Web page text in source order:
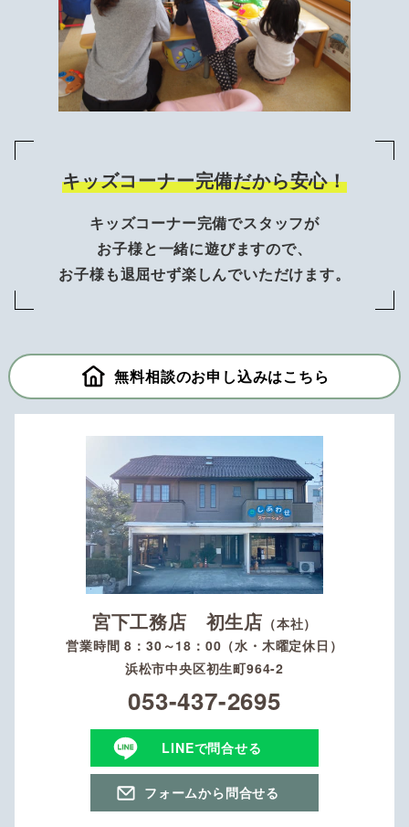
キッズコーナー完備だから安心！
キッズコーナー完備でスタッフが
お子様と一緒に遊びますので、
お子様も退屈せず楽しんでいただけます。
無料相談のお申し込みはこちら
宮下工務店 初生店 （本社）
営業時間 8：30～18：00（水・木曜定休日）
浜松市中央区初生町964-2
053-437-2695
LINEで問合せる
フォームから問合せる